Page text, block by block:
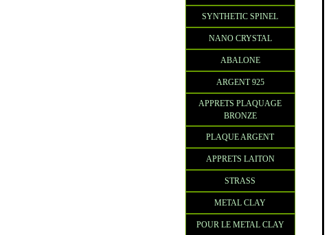
SYNTHETIC SPINEL
NANO CRYSTAL
ABALONE
ARGENT 925
APPRETS PLAQUAGE
BRONZE
PLAQUE ARGENT
APPRETS LAITON
STRASS
METAL CLAY
POUR LE METAL CLAY